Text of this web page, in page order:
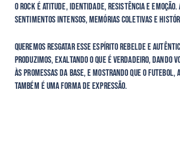
o rock é atitude, identidade, resistÊncia e emoção.
sentimentos intensos, memórias coletivas e
Queremos resgatar esse espírito rebelde e
produzimos, exaltando o que é verdadeiro, dando
às promessas da base, e mostrando que o futebol,
também é uma forma de expressão.